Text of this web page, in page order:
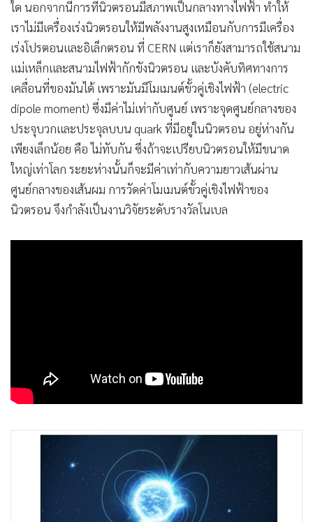
• Motoring
• เกม
• วิทยาศาสตร์
• SMEs
• หุ้น
• อินโดจีน
• กองทุนรวม
•
Celeb Online
Factcheck
•
ญี่ปุ่น
เร่งโปรตอนและอิเล็กตรอน ที่ CERN แต่เราก็ยังสามารถใช้สนาม
แม่เหล็กและสนามไฟฟ้ากักขังนิวตรอน และบังคับทิศทางการ
เคลื่อนที่ของมันได้ เพราะมันมีโมเมนต์ขั้วคู่เชิงไฟฟ้า (electric
dipole moment) ซึ่งมีค่าไม่เท่ากับศูนย์ เพราะจุดศูนย์กลางของ
ประจุบวกและประจุลบบน quark ที่มีอยู่ในนิวตรอน อยู่ห่างกัน
เพียงเล็กน้อย คือ ไม่ทับกัน ซึ่งถ้าจะเปรียบนิวตรอนให้มีขนาด
ใหญ่เท่าโลก ระยะห่างนั้นก็จะมีค่าเท่ากับความยาวเส้นผ่าน
ศูนย์กลางของเส้นผม การวัดค่าโมเมนต์ขั้วคู่เชิงไฟฟ้าของ
นิวตรอน จึงกำลังเป็นงานวิจัยระดับรางวัลโนเบล